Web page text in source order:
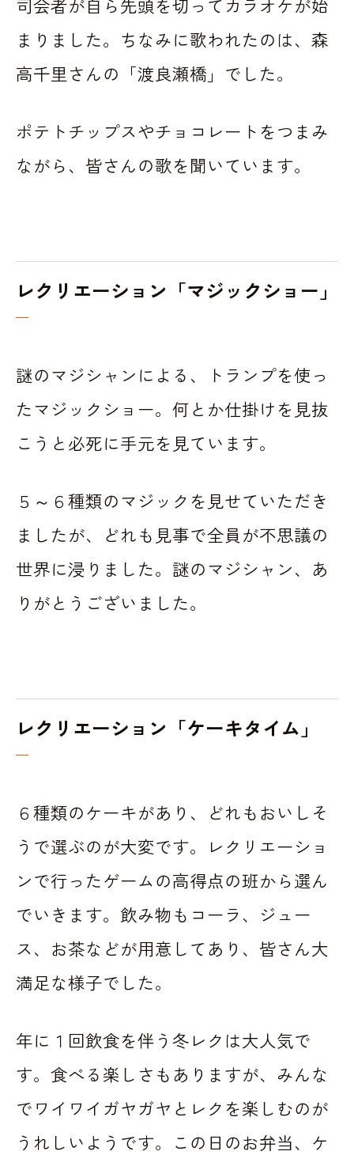
司会者が自ら先頭を切ってカラオケが始
まりました。ちなみに歌われたのは、森
高千里さんの「渡良瀬橋」でした。
ポテトチップスやチョコレートをつまみ
ながら、皆さんの歌を聞いています。
レクリエーション「マジックショー」
謎のマジシャンによる、トランプを使っ
たマジックショー。何とか仕掛けを見抜
こうと必死に手元を見ています。
５～６種類のマジックを見せていただき
ましたが、どれも見事で全員が不思議の
世界に浸りました。謎のマジシャン、あ
りがとうございました。
レクリエーション「ケーキタイム」
６種類のケーキがあり、どれもおいしそ
うで選ぶのが大変です。レクリエーショ
ンで行ったゲームの高得点の班から選ん
でいきます。飲み物もコーラ、ジュー
ス、お茶などが用意してあり、皆さん大
満足な様子でした。
年に１回飲食を伴う冬レクは大人気で
す。食べる楽しさもありますが、みんな
でワイワイガヤガヤとレクを楽しむのが
うれしいようです。この日のお弁当、ケ